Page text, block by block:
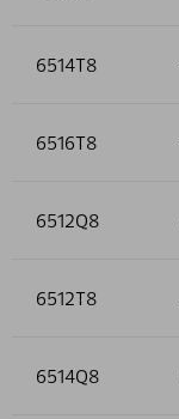
6514T8
6516T8
6512Q8
6512T8
6514Q8